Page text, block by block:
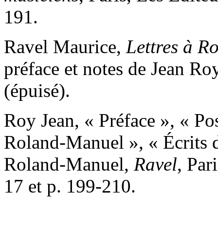
191.
Ravel Maurice, Lettres à
préface et notes de Jean
(épuisé).
Roy Jean, « Préface », «
Roland-Manuel », « Écrits
Roland-Manuel, Ravel,
17 et p. 199-210.